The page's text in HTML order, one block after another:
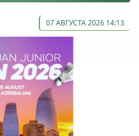
07 АВГУСТА 2026 14:13